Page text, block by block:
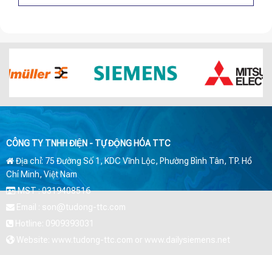
CÔNG TY TNHH ĐIỆN - TỰ ĐỘNG HÓA TTC
Địa chỉ: 75 Đường Số 1, KDC Vĩnh Lộc, Phường Bình Tân, TP. Hồ
Chí Minh, Việt Nam
MST : 0319408516
Email : son@tudong-ttc.com
Hotline: 0909393031
Website: www.tudong-ttc.com or www.dailysiemens.net